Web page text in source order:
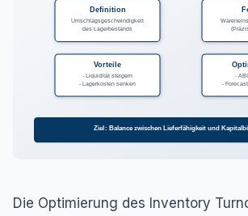
Definition
Umschlagsgeschwindigkeit
des Lagerbestands
Vorteile
- Liquidität steigern
- Lagerkosten senken
-
-
Ziel: Balance zwischen Lieferfähigkeit und
Die Optimierung des Inventory